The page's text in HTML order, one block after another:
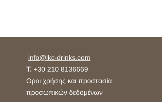
info@lkc-drinks.com
T.+30 210 8136669
Οροι χρήσης και προστασία
προσωπικών δεδομένων